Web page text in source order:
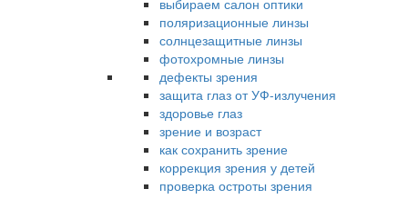
выбираем салон оптики
поляризационные линзы
солнцезащитные линзы
фотохромные линзы
дефекты зрения
защита глаз от УФ-излучения
здоровье глаз
зрение и возраст
как сохранить зрение
коррекция зрения у детей
проверка остроты зрения